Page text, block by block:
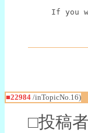
If you
■22984 /inTopicNo.16)
□投稿